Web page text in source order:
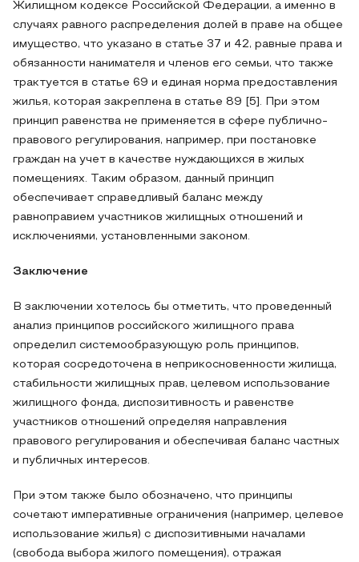
Жилищном кодексе Российской Федерации, а именно в
случаях равного распределения долей в праве на общее
имущество, что указано в статье 37 и 42, равные права и
обязанности нанимателя и членов его семьи, что также
трактуется в статье 69 и единая норма предоставления
жилья, которая закреплена в статье 89 [5]. При этом
принцип равенства не применяется в сфере публично-
правового регулирования, например, при постановке
граждан на учет в качестве нуждающихся в жилых
помещениях. Таким образом, данный принцип
обеспечивает справедливый баланс между
равноправием участников жилищных отношений и
исключениями, установленными законом.
Заключение
В заключении хотелось бы отметить, что проведенный
анализ принципов российского жилищного права
определил системообразующую роль принципов,
которая сосредоточена в неприкосновенности жилища,
стабильности жилищных прав, целевом использование
жилищного фонда, диспозитивность и равенстве
участников отношений определяя направления
правового регулирования и обеспечивая баланс частных
и публичных интересов.
При этом также было обозначено, что принципы
сочетают императивные ограничения (например, целевое
использование жилья) с диспозитивными началами
(свобода выбора жилого помещения), отражая